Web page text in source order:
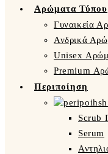
Αρώματα Τύπου
Γυναικεία
Ανδρικά
Unisex
Premium
Περιποίηση
Scrub
Serum